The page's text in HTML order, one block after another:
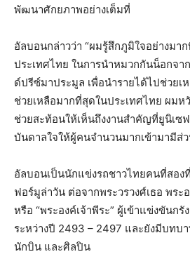
พัฒนาศักยภาพอย่างเต็มที่
อัลบอนกล่าวว่า “ผมรู้สึกภูมิใจอย่างมา
ประเทศไทย ในการนำหมวกกันน็อกจา
ด์ปรีซ์มาประมูล เพื่อนำรายได้ไปช่วยเ
ช่วยเหลือมากที่สุดในประเทศไทย ผมห
ช่วยสะท้อนให้เห็นถึงงานสำคัญที่ยูนิเซ
บันดาลใจให้ผู้คนจำนวนมากเข้ามามีส่ว
อัลบอนเป็นนักแข่งรถชาวไทยคนที่สอง
ฟอร์มูล่าวัน ต่อจากพระวรวงศ์เธอ พระ
หรือ “พระองค์เจ้าพีระ” ผู้เข้าแข่งขันกรั
ระหว่างปี 2493 – 2497 และยังมีบทบา
นักบิน และศิลปิน